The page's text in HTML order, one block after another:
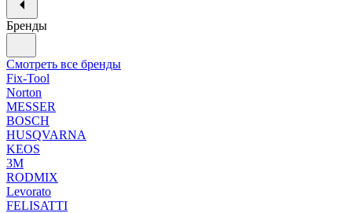
Бренды
Смотреть все бренды
Fix-Tool
Norton
MESSER
BOSCH
HUSQVARNA
KEOS
3М
RODMIX
Levorato
FELISATTI